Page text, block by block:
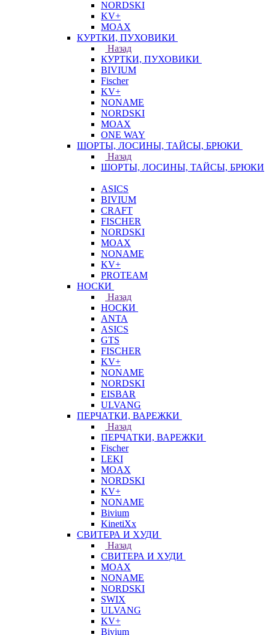
NORDSKI
KV+
MOAX
КУРТКИ, ПУХОВИКИ
Назад
КУРТКИ, ПУХОВИКИ
BIVIUM
Fischer
KV+
NONAME
NORDSKI
MOAX
ONE WAY
ШОРТЫ, ЛОСИНЫ, ТАЙСЫ, БРЮКИ
Назад
ШОРТЫ, ЛОСИНЫ, ТАЙСЫ, БРЮКИ
ASICS
BIVIUM
CRAFT
FISCHER
NORDSKI
MOAX
NONAME
KV+
PROTEAM
НОСКИ
Назад
НОСКИ
ANTA
ASICS
GTS
FISCHER
KV+
NONAME
NORDSKI
EISBAR
ULVANG
ПЕРЧАТКИ, ВАРЕЖКИ
Назад
ПЕРЧАТКИ, ВАРЕЖКИ
Fischer
LEKI
MOAX
NORDSKI
KV+
NONAME
Bivium
KinetiXx
СВИТЕРА И ХУДИ
Назад
СВИТЕРА И ХУДИ
MOAX
NONAME
NORDSKI
SWIX
ULVANG
KV+
Bivium